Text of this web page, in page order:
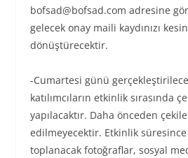
bofsad@bofsad.com adresine
gelecek onay maili kaydınızı
dönüştürecektir.
-Cumartesi günü
katılımcıların etkinlik sırasında
yapılacaktır. Daha önceden
edilmeyecektir. Etkinlik süresince
toplanacak fotoğraflar, sosyal